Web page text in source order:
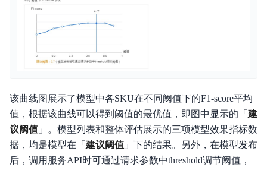
该曲线图展示了模型中各SKU在不同阈值下的F1-score平均
值，根据该曲线可以得到阈值的最优值，即图中显示的「 建
议阈值 」。模型列表和整体评估展示的三项模型效果指标数
据，均是模型在「 建议阈值 」下的结果。另外，在模型发布
后，调用服务API时可通过请求参数中threshold调节阈值，